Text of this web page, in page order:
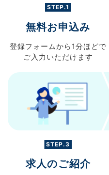
STEP.1
無料お申込み
登録フォームから 1分ほどで
ご入力 いただけます
STEP.3
求人のご紹介